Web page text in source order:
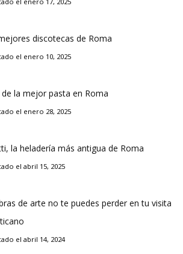
discotecas de Roma
el enero 10, 2025
de la mejor pasta en Roma
el enero 28, 2025
la heladería más antigua de Roma
el abril 15, 2025
de arte no te puedes perder en tu visita
el abril 14, 2024